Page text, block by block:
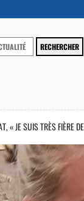
« JE SUIS TRÈS FIÈRE